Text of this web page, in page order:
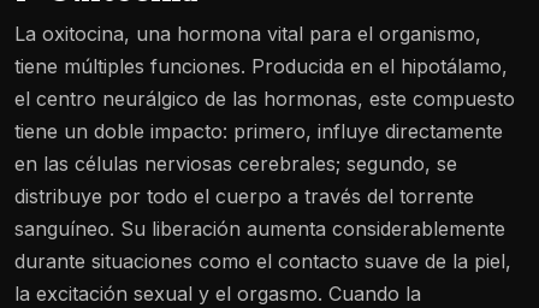
La oxitocina, una hormona vital para el organismo,
tiene múltiples funciones. Producida en el hipotálamo,
el centro neurálgico de las hormonas, este compuesto
tiene un doble impacto: primero, influye directamente
en las células nerviosas cerebrales; segundo, se
distribuye por todo el cuerpo a través del torrente
sanguíneo. Su liberación aumenta considerablemente
durante situaciones como el contacto suave de la piel,
la excitación sexual y el orgasmo. Cuando la